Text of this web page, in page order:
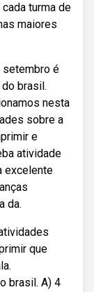
turma de
maiores
setembro é
brasil.
nesta
sobre a
e
atividade
excelente
da.
que
brasil. A) 4